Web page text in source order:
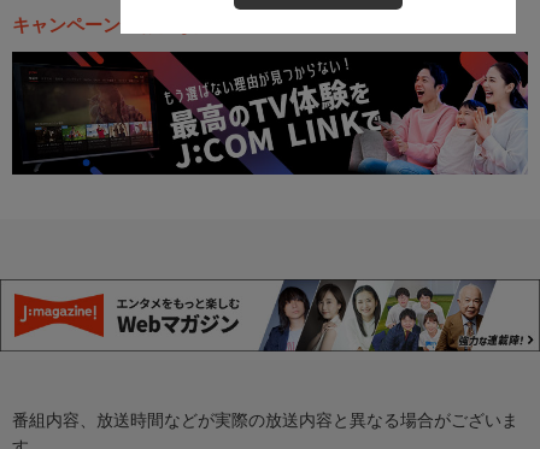
キャンペーン・お得な情報
番組内容、放送時間などが実際の放送内容と異なる場合がございま